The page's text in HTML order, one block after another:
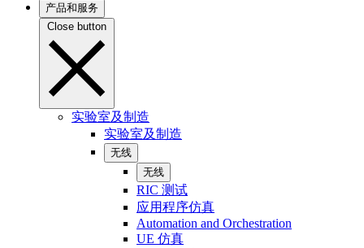
产品和服务
Close button
实验室及制造
实验室及制造
无线
无线
RIC 测试
应用程序仿真
Automation and Orchestration
UE 仿真